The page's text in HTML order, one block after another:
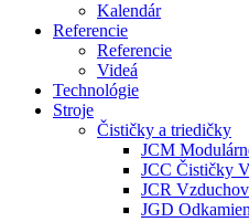
Kalendár
Referencie
Referencie
Videá
Technológie
Stroje
Čističky a triedičky
JCM
JCC Čističky
JCR
JGD